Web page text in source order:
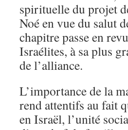
spirituelle du projet
Noé en vue du salut
chapitre passe en
Israélites, à sa plus
de l’alliance.
L’importance de la
rend attentifs au fait
en Israël, l’unité